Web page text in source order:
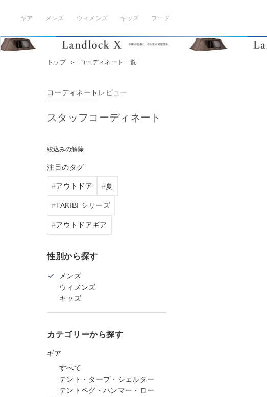
ギア メンズ ウィメンズ キッズ フード
トップ ＞ コーディネート一覧
コーディネート レビュー
スタッフコーディネート
絞込みの解除
注目のタグ
アウトドア 夏
TAKIBI シリーズ
アウトドアギア
性別から探す
メンズ
ウィメンズ
キッズ
カテゴリーから探す
ギア
すべて
テント・タープ・シェルター
テントペグ・ハンマー・ロー